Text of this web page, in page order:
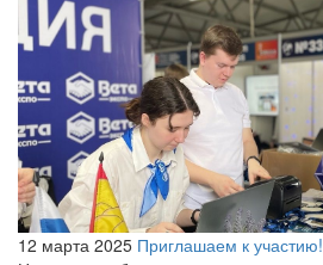
12 марта 2025 Приглашаем к участию!